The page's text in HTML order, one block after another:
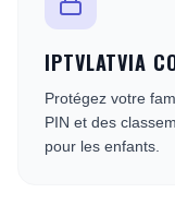
IPTVLATVIA
Protégez votre
PIN et des
pour les enfants.